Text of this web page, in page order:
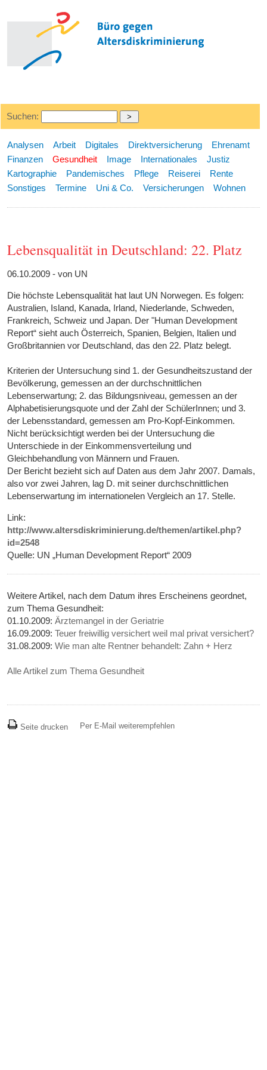
Suchen:
Analysen Arbeit Digitales Direktversicherung
Ehrenamt
Finanzen
Gesundheit Image Internationales
Justiz
Kartographie
Pandemisches Pflege Reiserei
Rente
Sonstiges
Termine Uni & Co. Versicherungen Wohnen
Lebensqualität in Deutschland: 22. Platz
06.10.2009 - von UN
Die höchste Lebensqualität hat laut UN Norwegen. Es folgen:
Australien, Island, Kanada, Irland, Niederlande, Schweden,
Frankreich, Schweiz und Japan. Der "Human Development
Report“ sieht auch Österreich, Spanien, Belgien, Italien und
Großbritannien vor Deutschland, das den 22. Platz belegt.
Kriterien der Untersuchung sind 1. der Gesundheitszustand der
Bevölkerung, gemessen an der durchschnittlichen
Lebenserwartung; 2. das Bildungsniveau, gemessen an der
Alphabetisierungsquote und der Zahl der SchülerInnen; und 3.
der Lebensstandard, gemessen am Pro-Kopf-Einkommen.
Nicht berücksichtigt werden bei der Untersuchung die
Unterschiede in der Einkommensverteilung und
Gleichbehandlung von Männern und Frauen.
Der Bericht bezieht sich auf Daten aus dem Jahr 2007. Damals,
also vor zwei Jahren, lag D. mit seiner durchschnittlichen
Lebenserwartung im internationelen Vergleich an 17. Stelle.
Link:
http://www.altersdiskriminierung.de/themen/artikel.php?
id=2548
Quelle: UN „Human Development Report“ 2009
Weitere Artikel, nach dem Datum ihres Erscheinens geordnet,
zum Thema Gesundheit:
01.10.2009:Ärztemangel in der Geriatrie
16.09.2009:Teuer freiwillig versichert weil mal privat versichert?
31.08.2009:Wie man alte Rentner behandelt: Zahn + Herz
Alle Artikel zum Thema Gesundheit
Seite drucken Per E-Mail weiterempfehlen